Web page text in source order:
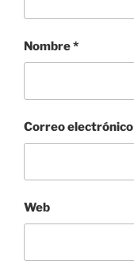
Nombre*
Correo electrónico
Web